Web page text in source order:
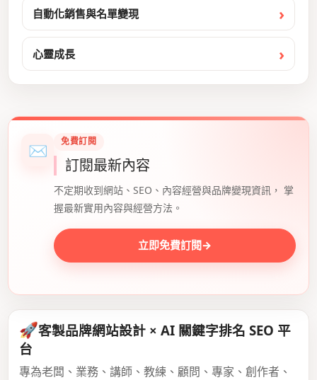
自動化銷售與名單變現
心靈成長
✉ 免費訂閱
訂閱最新內容
不定期收到網站、SEO、內容經營與品牌變現資訊， 掌
握最新實用內容與經營方法。
立即免費訂閱→
🚀客製品牌網站設計 × AI 關鍵字排名 SEO 平
台
專為老闆、業務、講師、教練、顧問、專家、創作者、